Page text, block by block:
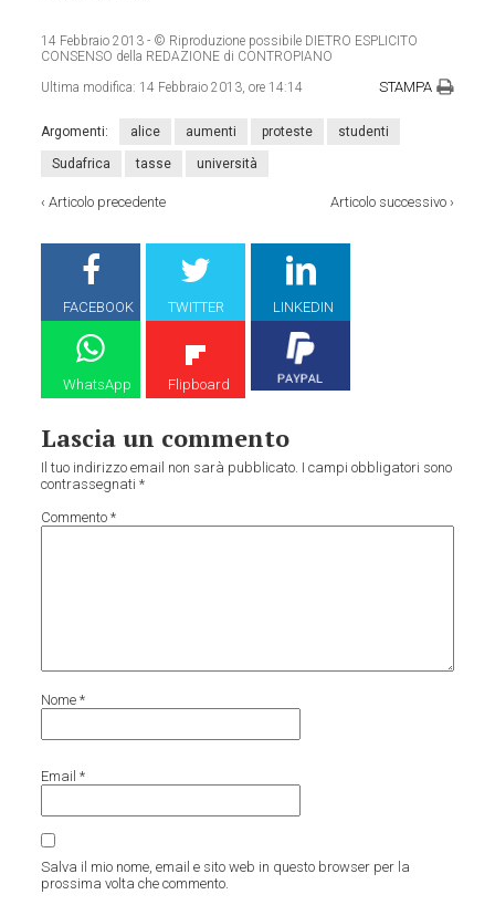
14 Febbraio 2013 - © Riproduzione possibile DIETRO ESPLICITO
CONSENSO della REDAZIONE di CONTROPIANO
Ultima modifica: 14 Febbraio 2013, ore 14:14 STAMPA
Argomenti: alice aumenti proteste studenti
Sudafrica tasse università
‹Articolo precedente Articolo successivo›
FACEBOOK TWITTER LINKEDIN
WhatsApp Flipboard
Lascia un commento
Il tuo indirizzo email non sarà pubblicato. I campi obbligatori sono
contrassegnati*
Commento*
Nome*
Email*
Salva il mio nome, email e sito web in questo browser per la
prossima volta che commento.